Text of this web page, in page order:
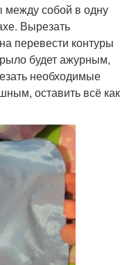
между собой в одну
Вырезать
перевести контуры
будет ажурным,
необходимые
оставить всё как